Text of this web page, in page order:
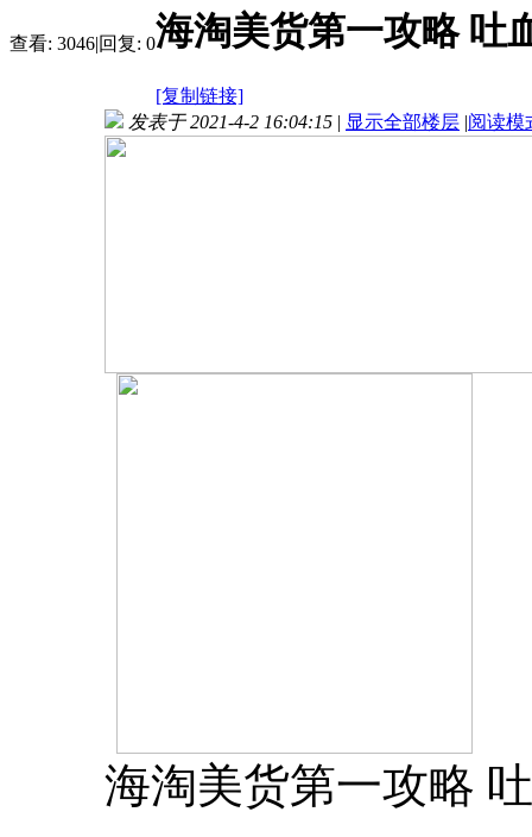
查看: 3046|回复: 0海淘美货第一攻略 吐
[复制链接]
发表于 2021-4-2 16:04:15 | 显示全部楼层 |阅读模
海淘美货第一攻略